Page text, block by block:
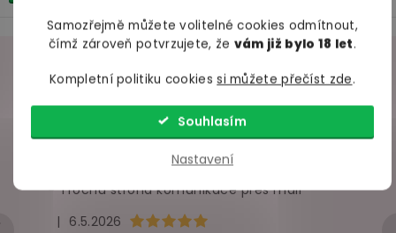
Samozřejmě můžete volitelné cookies odmítnout,
čímž zároveň potvrzujete, že vám již bylo 18 let.
Kompletní politiku cookiessi můžete přečíst zde.
Nastavení
Souhlasím
VAŠE ZKUŠENOSTI
98% spokojených zákazníků z2686 ověřených recenzí
Hodnocení obchodu je 5 z 5 hvězdiček.
| 6.5.2026
+ Rychlé zpracování a odeslání
- Trochu strohá komunikace přes mail